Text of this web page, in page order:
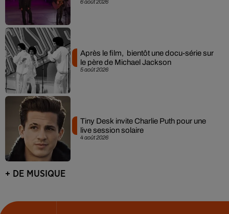
6 août 2026
5 août 2026
Après le film, bientôt une docu-série sur
le père de Michael Jackson
4 août 2026
Tiny Desk invite Charlie Puth pour une
live session solaire
+ DE MUSIQUE